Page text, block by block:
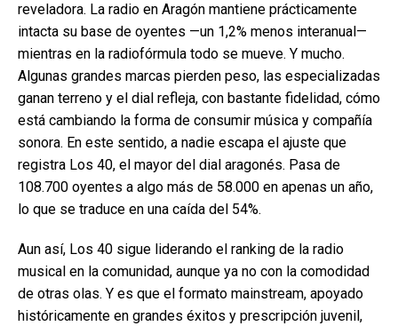
reveladora. La radio en Aragón mantiene prácticamente
intacta su base de oyentes —un 1,2% menos interanual—
mientras en la radiofórmula todo se mueve. Y mucho.
Algunas grandes marcas pierden peso, las especializadas
ganan terreno y el dial refleja, con bastante fidelidad, cómo
está cambiando la forma de consumir música y compañía
sonora. En este sentido, a nadie escapa el ajuste que
registra Los 40, el mayor del dial aragonés. Pasa de
108.700 oyentes a algo más de 58.000 en apenas un año,
lo que se traduce en una caída del 54%.
Aun así, Los 40 sigue liderando el ranking de la radio
musical en la comunidad, aunque ya no con la comodidad
de otras olas. Y es que el formato mainstream, apoyado
históricamente en grandes éxitos y prescripción juvenil,